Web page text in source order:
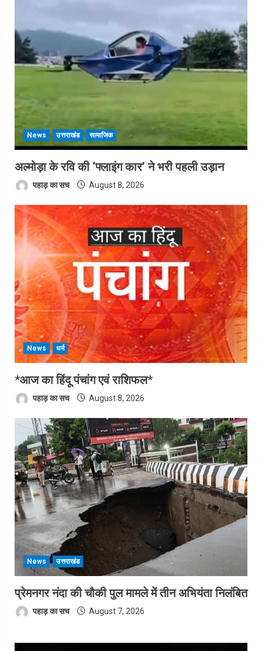
News उत्तराखंड सामाजिक
अल्मोड़ा के रवि की ‘फ्लाइंग कार’ ने भरी पहली उड़ान
पहाड़ का सच August 8, 2026
News धर्म
*आज का हिंदू पंचांग एवं राशिफल*
पहाड़ का सच August 8, 2026
News उत्तराखंड
प्रेमनगर नंदा की चौकी पुल मामले में तीन अभियंता निलंबित
पहाड़ का सच August 7, 2026